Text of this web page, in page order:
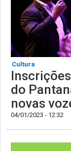
Cultura
do
novas
04/01/2023 - 12:32